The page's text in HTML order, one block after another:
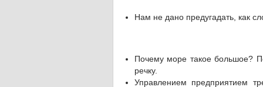
Нам не дано предугадать, как
Почему море такое большое?
речку.
Управлением предприятием